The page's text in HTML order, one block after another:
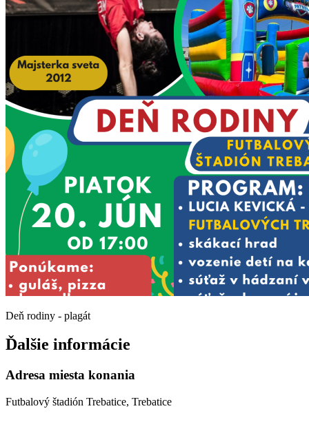
Deň rodiny - plagát
Ďalšie informácie
Adresa miesta konania
Futbalový štadión Trebatice, Trebatice